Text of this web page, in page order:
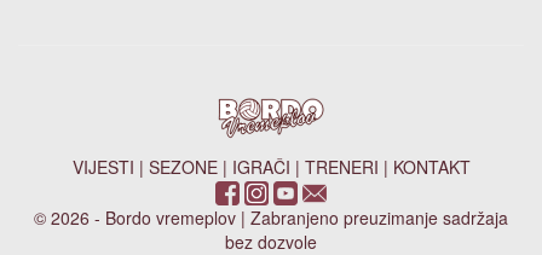
VIJESTI | SEZONE| IGRAČI | TRENERI | KONTAKT
© 2026 - Bordo vremeplov | Zabranjeno preuzimanje sadržaja
bez dozvole